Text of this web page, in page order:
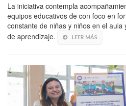
La iniciativa contempla
equipos educativos de con foco en
constante de niñas y niños en el
de aprendizaje.
LEER MÁS